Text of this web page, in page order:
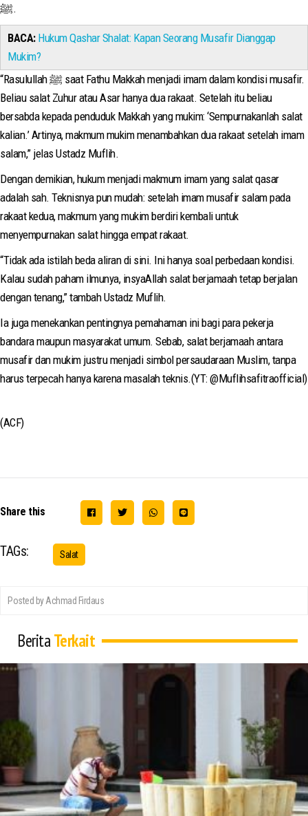
ﷺ.
BACA: Hukum Qashar Shalat: Kapan Seorang Musafir Dianggap
Mukim?
“Rasulullah ﷺ saat Fathu Makkah menjadi imam dalam kondisi musafir.
Beliau salat Zuhur atau Asar hanya dua rakaat. Setelah itu beliau
bersabda kepada penduduk Makkah yang mukim: ‘Sempurnakanlah salat
kalian.’ Artinya, makmum mukim menambahkan dua rakaat setelah imam
salam,” jelas Ustadz Muflih.
Dengan demikian, hukum menjadi makmum imam yang salat qasar
adalah sah. Teknisnya pun mudah: setelah imam musafir salam pada
rakaat kedua, makmum yang mukim berdiri kembali untuk
menyempurnakan salat hingga empat rakaat.
“Tidak ada istilah beda aliran di sini. Ini hanya soal perbedaan kondisi.
Kalau sudah paham ilmunya, insyaAllah salat berjamaah tetap berjalan
dengan tenang,” tambah Ustadz Muflih.
Ia juga menekankan pentingnya pemahaman ini bagi para pekerja
bandara maupun masyarakat umum. Sebab, salat berjamaah antara
musafir dan mukim justru menjadi simbol persaudaraan Muslim, tanpa
harus terpecah hanya karena masalah teknis.(YT: @Muflihsafitraofficial)
(ACF)
Share this
TAGs: Salat
Posted by Achmad Firdaus
BeritaTerkait